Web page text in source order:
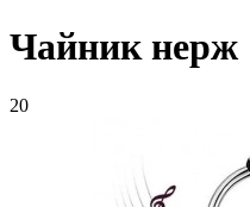
Чайник нерж
20